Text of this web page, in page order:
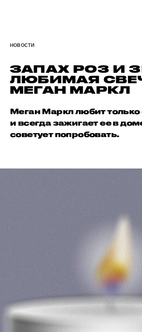
новости
ЗАПАХ РОЗ И
ЛЮБИМАЯ
МЕГАН МАРКЛ
Меган Маркл любит только
и всегда зажигает ее в
советует попробовать.